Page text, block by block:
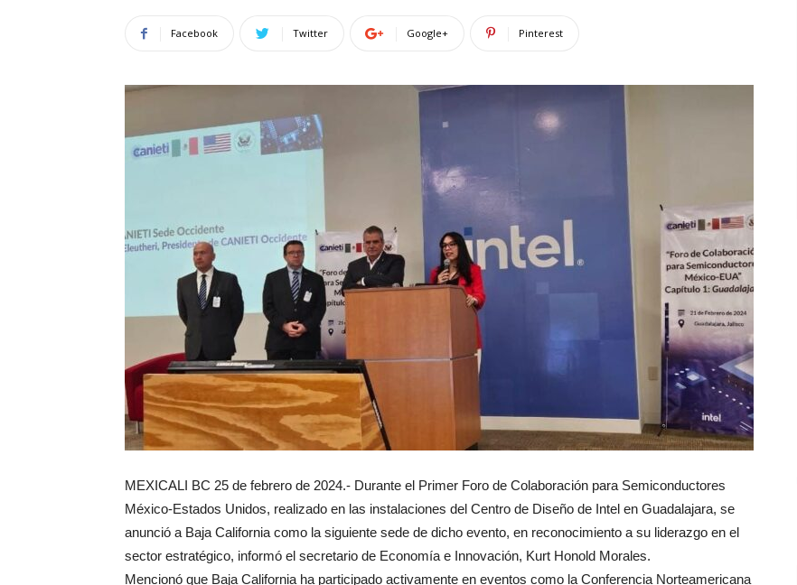
Facebook Twitter Google+ Pinterest
MEXICALI BC 25 de febrero de 2024.- Durante el Primer Foro de Colaboración para Semiconductores
México-Estados Unidos, realizado en las instalaciones del Centro de Diseño de Intel en Guadalajara, se
anunció a Baja California como la siguiente sede de dicho evento, en reconocimiento a su liderazgo en el
sector estratégico, informó el secretario de Economía e Innovación, Kurt Honold Morales.
Mencionó que Baja California ha participado activamente en eventos como la Conferencia Norteamericana